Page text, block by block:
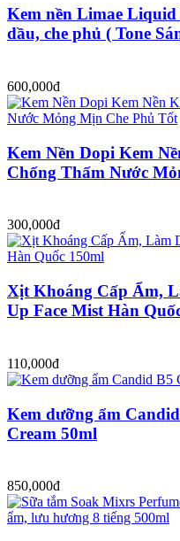
Kem nền Limae
dầu, che phủ ( Tone
600,000đ
Kem Nền Dopi Kem
Chống Thấm Nước
300,000đ
Xịt Khoáng Cấp Ẩm,
Up Face Mist Hàn
110,000đ
Kem dưỡng ẩm
Cream 50ml
850,000đ